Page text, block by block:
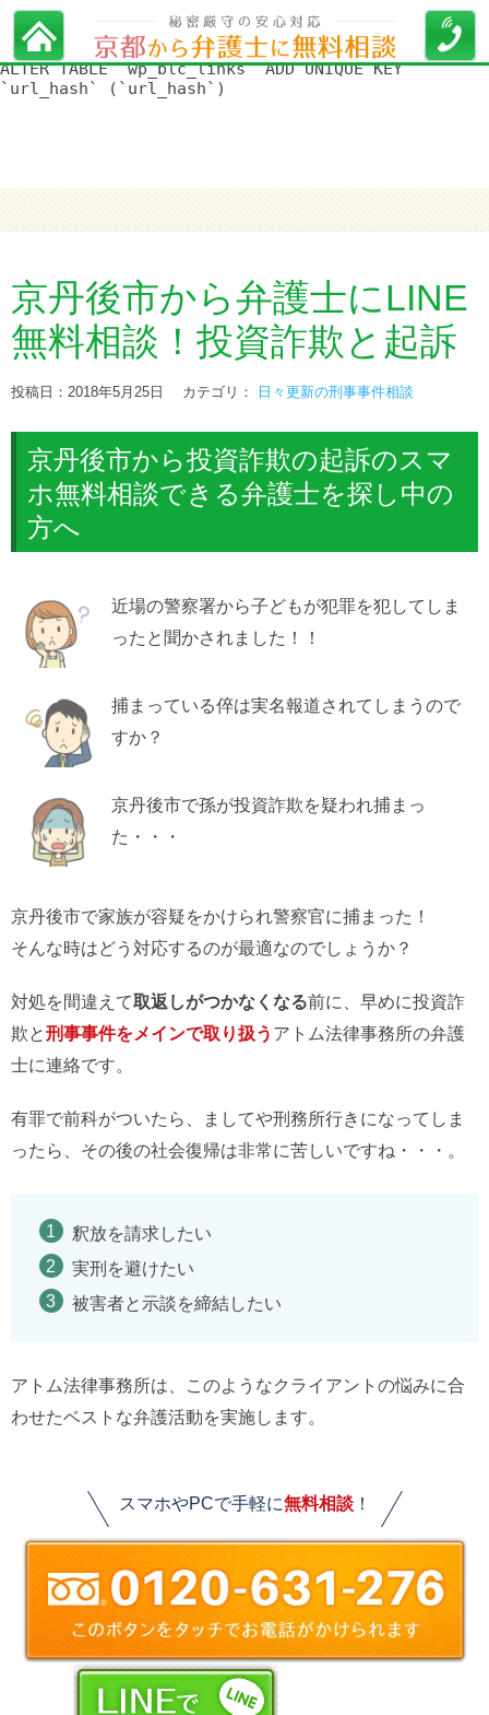
WordPress データベースエラー:[Duplicate entry '' for key
'url_hash']
ALTER TABLE `wp_blc_links` ADD UNIQUE KEY
`url_hash` (`url_hash`)
京丹後市から弁護士にLINE
無料相談！投資詐欺と起訴
投稿日：2018年5月25日 カテゴリ： 日々更新の刑事事件相談
京丹後市から投資詐欺の起訴のスマ
ホ無料相談できる弁護士を探し中の
方へ
近場の警察署から子どもが犯罪を犯してしま
ったと聞かされました！！
捕まっている倅は実名報道されてしまうので
すか？
京丹後市で孫が投資詐欺を疑われ捕まっ
た・・・
京丹後市で家族が容疑をかけられ警察官に捕まった！
そんな時はどう対応するのが最適なのでしょうか？
対処を間違えて取返しがつかなくなる前に、早めに投資詐
欺と刑事事件をメインで取り扱う アトム法律事務所の弁護
士に連絡です。
有罪で前科がついたら、ましてや刑務所行きになってしま
ったら、その後の社会復帰は非常に苦しいですね・・・。
釈放を請求したい
実刑を避けたい
被害者と示談を締結したい
アトム法律事務所は、このようなクライアントの悩みに合
わせたベストな弁護活動を実施します。
スマホやPCで手軽に無料相談！